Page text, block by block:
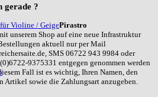
gerade ?
Violine / GeigePirastro
unserem Shop auf eine neue Infrastruktur
aktuell nur per Mail
SMS 06722 943 9984 oder
9375331 entgegen genommen werden
Fall ist es wichtig, Ihren Namen, den
Artikel sowie die Zahlungsart anzugeben.